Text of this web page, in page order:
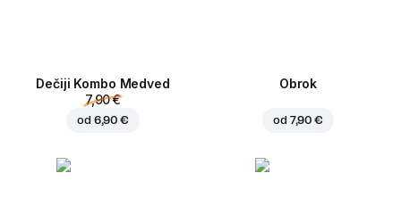
Dečiji Kombo Medved
7,90 €
od 6,90 €
Obrok
od 7,90 €